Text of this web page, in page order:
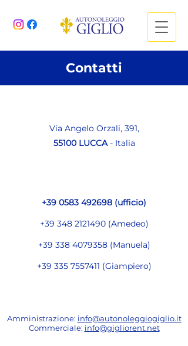
Contatti
Via Angelo Orzali, 391,
55100 LUCCA- Italia
+39 0583 492698 (ufficio)
+39 348 2121490(Amedeo)
+39 338 4079358(Manuela)
+39 335 7557411 (Giampiero)
Amministrazione: info@autonoleggiogiglio.it
Commerciale: info@gigliorent.net